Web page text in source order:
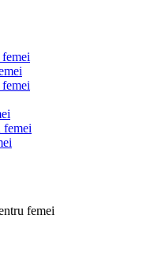
femei
femei